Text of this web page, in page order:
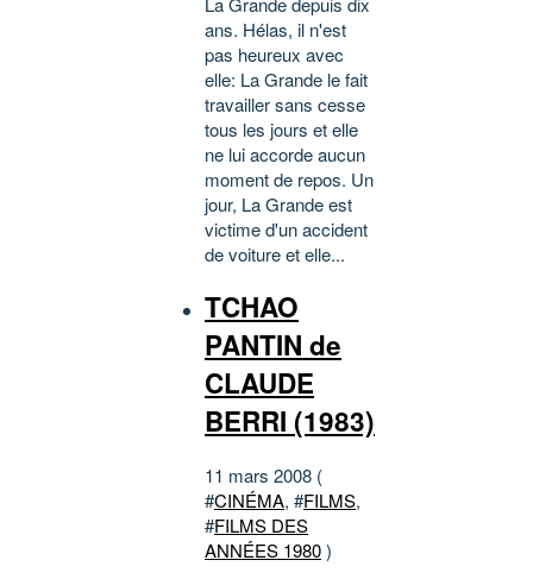
ans. Hélas, il n'est
pas heureux avec
elle: La Grande le fait
travailler sans cesse
tous les jours et elle
ne lui accorde aucun
moment de repos. Un
jour, La Grande est
victime d'un accident
de voiture et elle...
TCHAO
PANTIN de
CLAUDE
BERRI (1983)
11 mars 2008 (
#CINÉMA, #FILMS,
#FILMS DES
ANNÉES 1980)